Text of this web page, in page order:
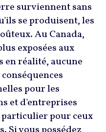
surviennent sans
se produisent, les
Au Canada,
exposées aux
en réalité, aucune
pour les
et d'entreprises
particulier pour ceux